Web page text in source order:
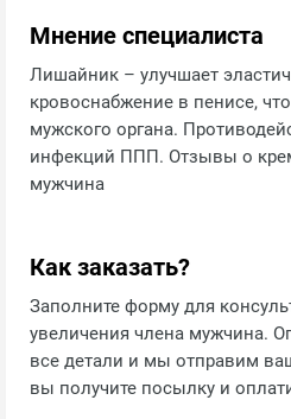
Мнение специалиста
Лишайник – улучшает
кровоснабжение в пенисе,
мужского органа.
инфекций ППП. Отзывы о
мужчина
Как заказать?
Заполните форму для
увеличения члена мужчина.
все детали и мы отправим
вы получите посылку и